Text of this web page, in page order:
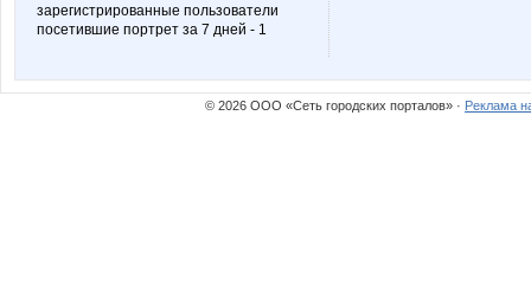
зарегистрированные пользователи
посетившие портрет за 7 дней - 1
© 2026 ООО «Сеть городских порталов» · Реклама